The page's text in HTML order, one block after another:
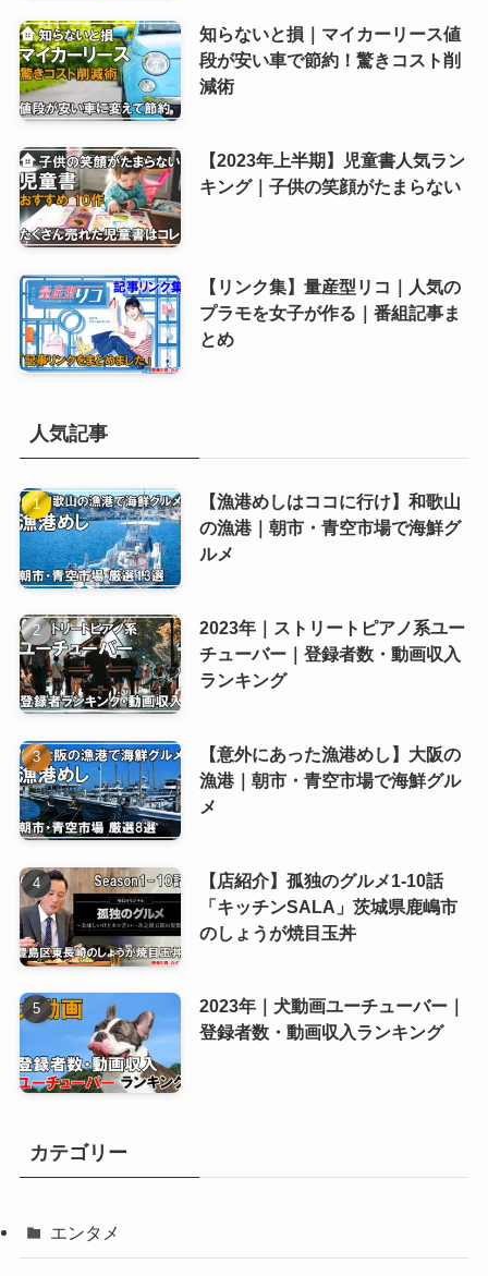
知らないと損｜マイカーリース値
段が安い車で節約！驚きコスト削
減術
【2023年上半期】児童書人気ラン
キング｜子供の笑顔がたまらない
【リンク集】量産型リコ｜人気の
プラモを女子が作る｜番組記事ま
とめ
人気記事
【漁港めしはココに行け】和歌山
の漁港｜朝市・青空市場で海鮮グ
ルメ
2023年｜ストリートピアノ系ユー
チューバー｜登録者数・動画収入
ランキング
【意外にあった漁港めし】大阪の
漁港｜朝市・青空市場で海鮮グル
メ
【店紹介】孤独のグルメ1-10話
「キッチンSALA」茨城県鹿嶋市
のしょうが焼目玉丼
2023年｜犬動画ユーチューバー｜
登録者数・動画収入ランキング
カテゴリー
エンタメ